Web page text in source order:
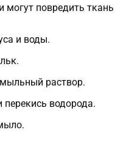
могут повредить
и воды.
раствор.
перекись водорода.